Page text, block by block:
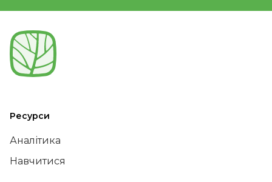
Ресурси
Аналітика
Навчитися